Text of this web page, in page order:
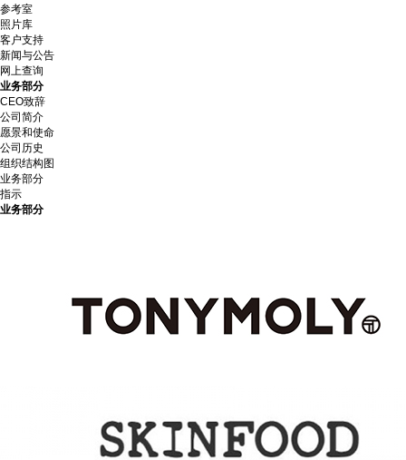
参考室
照片库
客户支持
新闻与公告
网上查询
业务部分
CEO致辞
公司简介
愿景和使命
公司历史
组织结构图
业务部分
指示
业务部分